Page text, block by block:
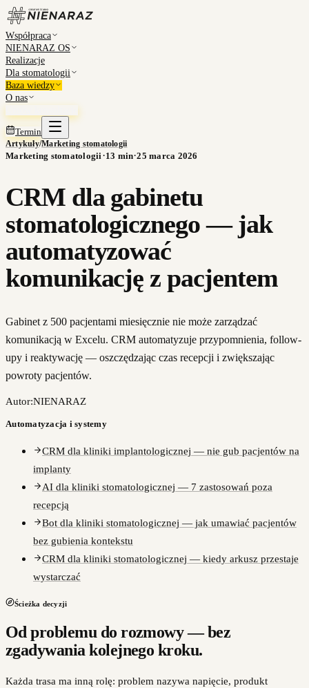
Współpraca
NIENARAZ OS
Realizacje
Dla stomatologii
Baza wiedzy
O nas
Termin
Artykuły/Marketing stomatologii
Marketing stomatologii·13 min·25 marca 2026
CRM dla gabinetu
stomatologicznego — jak
automatyzować
komunikację z pacjentem
Gabinet z 500 pacjentami miesięcznie nie może zarządzać
komunikacją w Excelu. CRM automatyzuje przypomnienia, follow-
upy i reaktywację — oszczędzając czas recepcji i zwiększając
powroty pacjentów.
Autor:NIENARAZ
Automatyzacja i systemy
CRM dla kliniki implantologicznej — nie gub pacjentów na
implanty
AI dla kliniki stomatologicznej — 7 zastosowań poza
recepcją
Bot dla kliniki stomatologicznej — jak umawiać pacjentów
bez gubienia kontekstu
CRM dla kliniki stomatologicznej — kiedy arkusz przestaje
wystarczać
Ścieżka decyzji
Od problemu do rozmowy — bez
zgadywania kolejnego kroku.
Każda trasa ma inną rolę: problem nazywa napięcie, produkt